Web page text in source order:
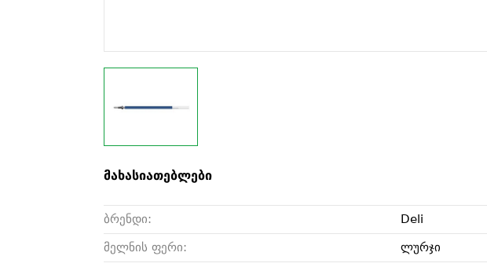
მახასიათებლები
ბრენდი:
Deli
მელნის ფერი:
ლურჯი